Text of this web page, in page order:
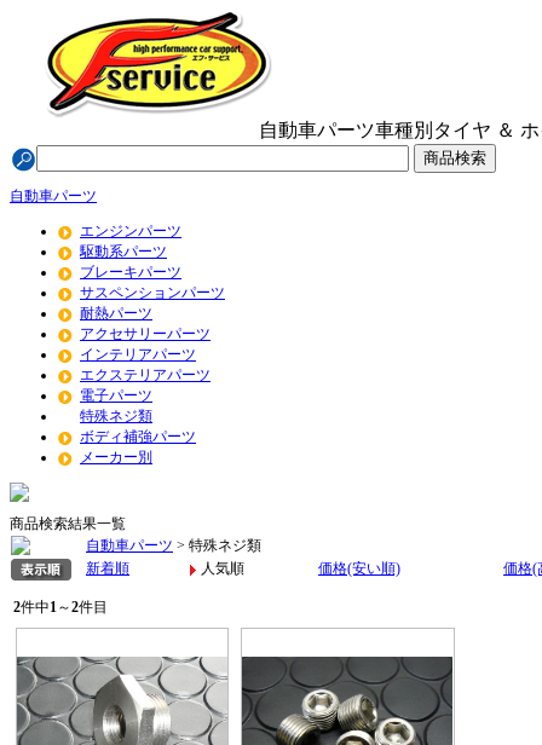
自動車パーツ車種別 タイヤ ＆
自動車パーツ
エンジンパーツ
駆動系パーツ
ブレーキパーツ
サスペンションパーツ
耐熱パーツ
アクセサリーパーツ
インテリアパーツ
エクステリアパーツ
電子パーツ
特殊ネジ類
ボディ補強パーツ
メーカー別
商品検索結果一覧
自動車パーツ > 特殊ネジ類
新着順
人気順 価格(安い順) 価格(
2件中1～2件目